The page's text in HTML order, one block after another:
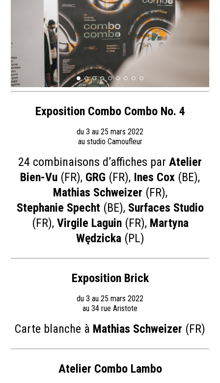
Exposition Combo Combo No. 4
du 3 au 25 mars 2022
au studio Camoufleur
24 combinaisons d’affiches par Atelier
Bien-Vu (FR), GRG (FR), Ines Cox (BE),
Mathias Schweizer (FR),
Stephanie Specht (BE), Surfaces Studio
(FR), Virgile Laguin(FR), Martyna
Wędzicka(PL)
Exposition Brick
du 3 au 25 mars 2022
au 34 rue Aristote
Carte blanche à Mathias Schweizer (FR)
Atelier Combo Lambo